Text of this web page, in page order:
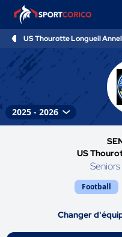
US Thourotte Longueil Annel
US
Football
Changer